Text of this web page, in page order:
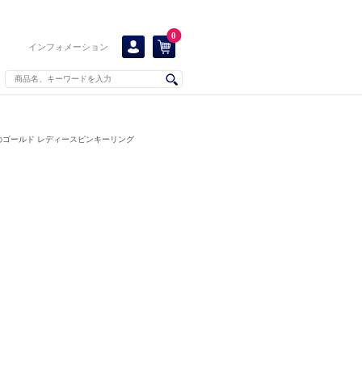
インフォメーション
0
ゴールド レディースピンキーリング